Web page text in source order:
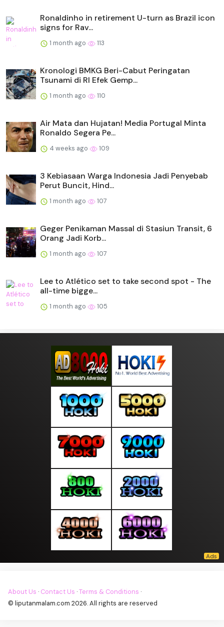
Ronaldinho in retirement U-turn as Brazil icon
signs for Rav...
1 month ago 113
Kronologi BMKG Beri-Cabut Peringatan
Tsunami di RI Efek Gemp...
1 month ago 110
Air Mata dan Hujatan! Media Portugal Minta
Ronaldo Segera Pe...
4 weeks ago 109
3 Kebiasaan Warga Indonesia Jadi Penyebab
Perut Buncit, Hind...
1 month ago 107
Geger Penikaman Massal di Stasiun Transit, 6
Orang Jadi Korb...
1 month ago 107
Lee to Atlético set to take second spot - The
all-time bigge...
1 month ago 105
About Us · Contact Us ·Terms & Conditions ·
© liputanmalam.com 2026. All rights are reserved